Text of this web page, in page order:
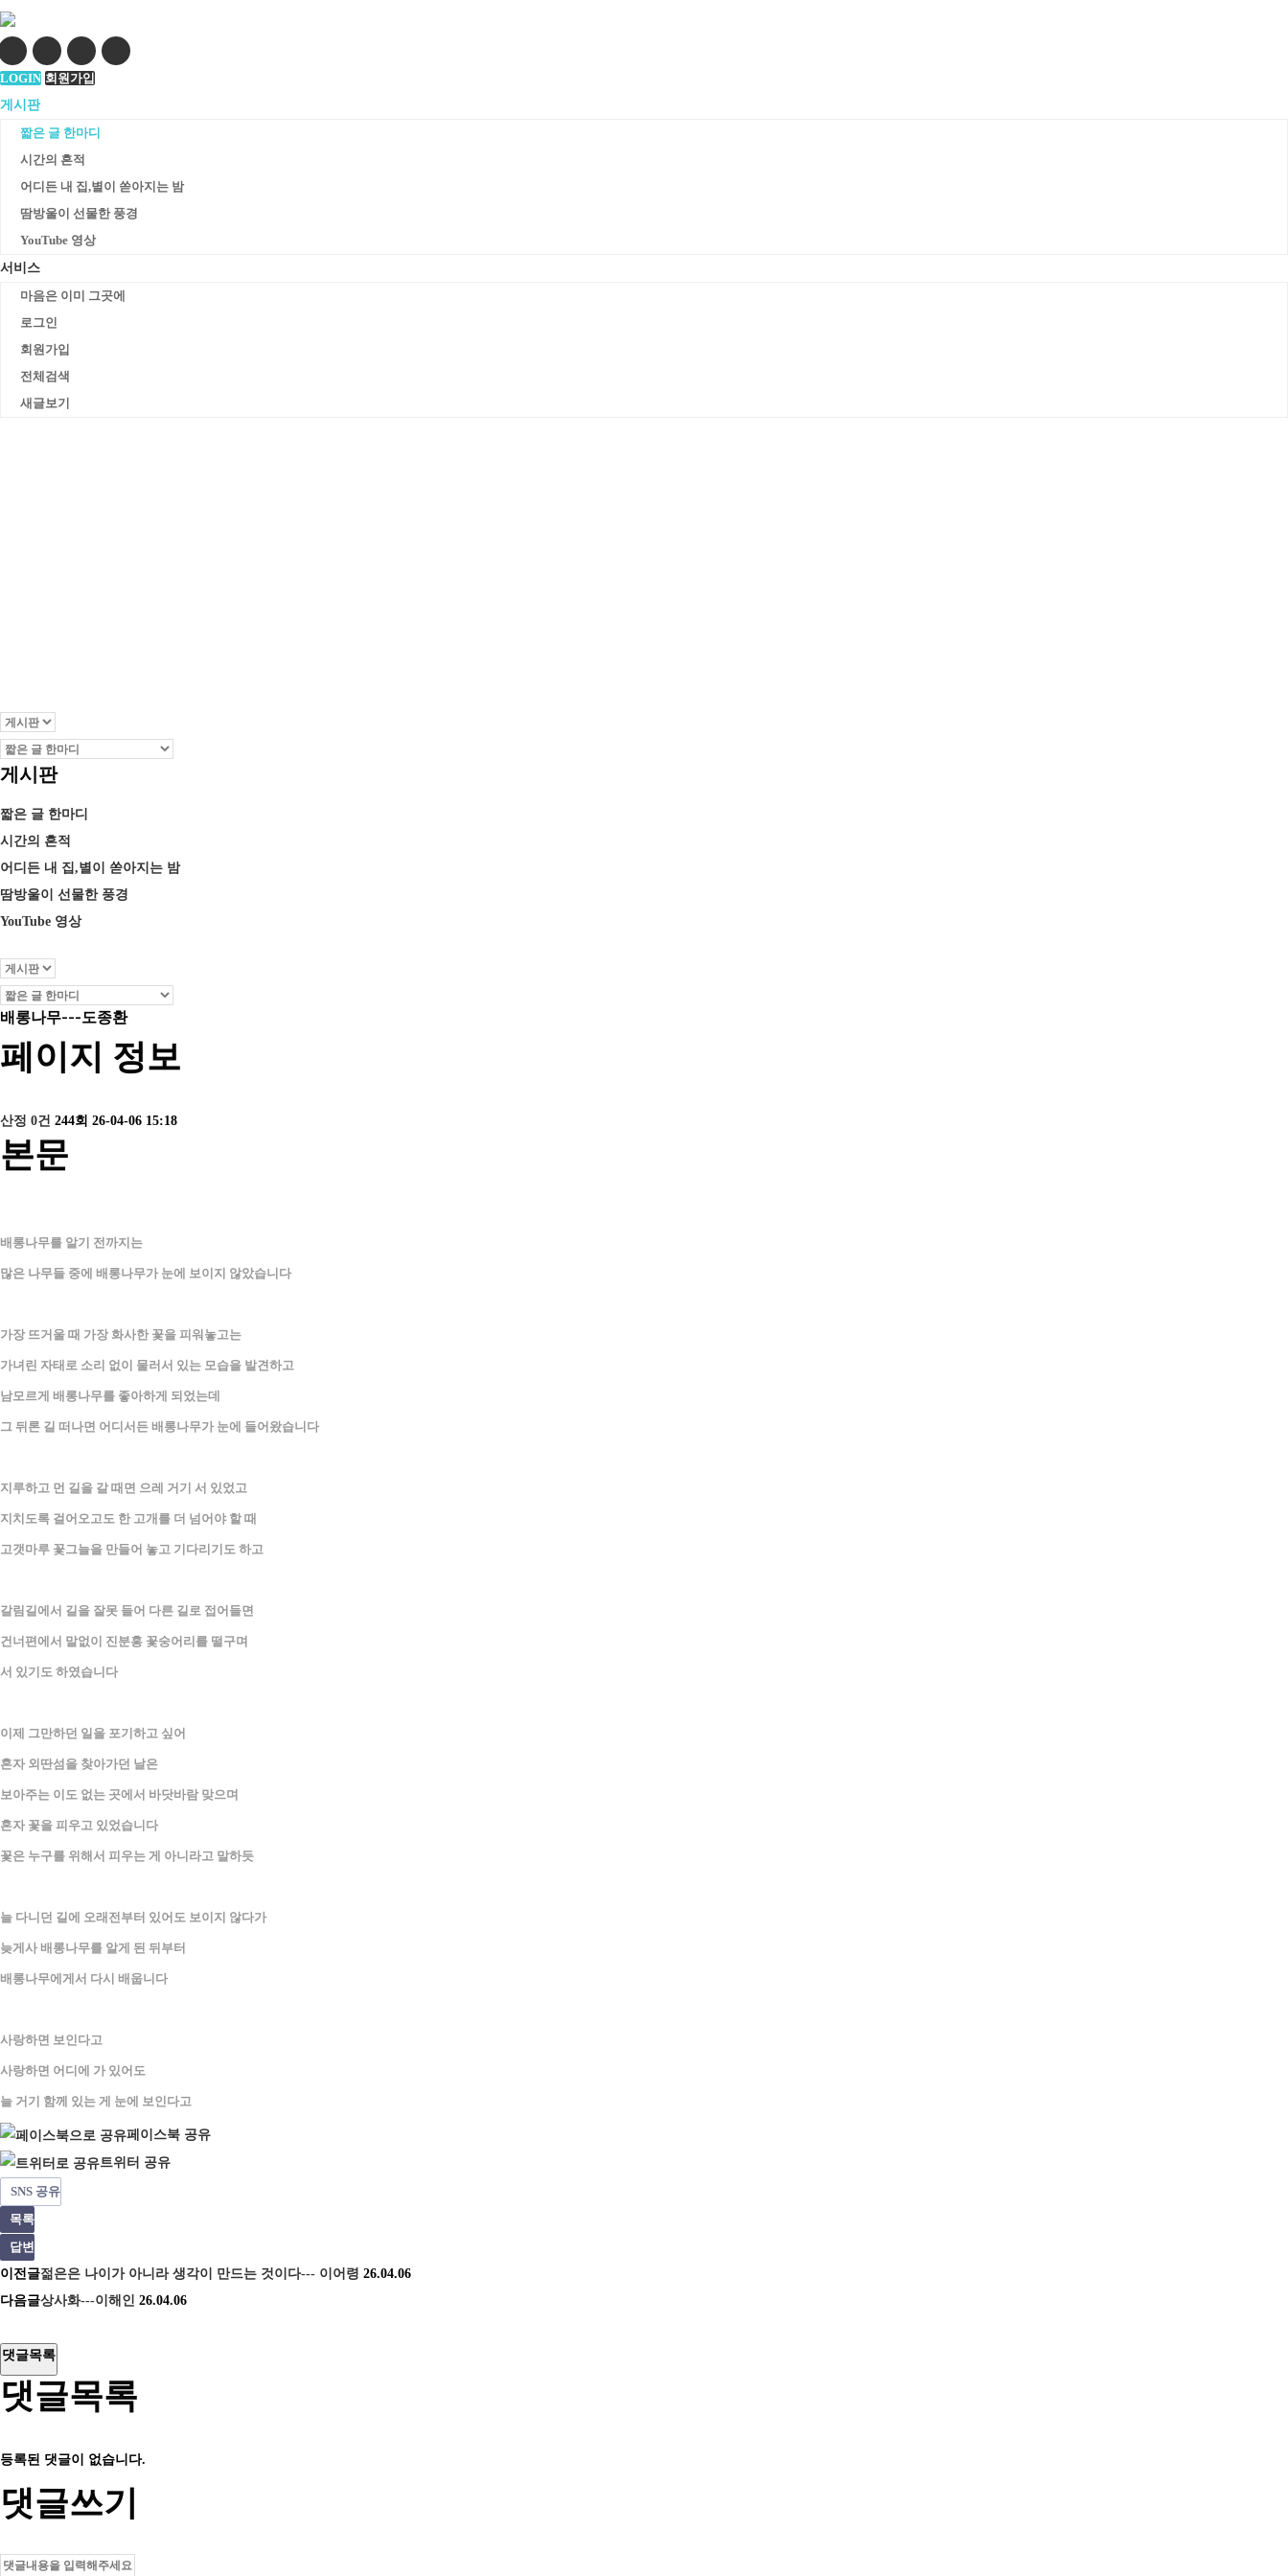
LOGIN 회원가입
게시판
짧은 글 한마디
시간의 흔적
어디든 내 집,별이 쏟아지는 밤
땀방울이 선물한 풍경
YouTube 영상
서비스
마음은 이미 그곳에
로그인
회원가입
전체검색
새글보기
게시판
짧은 글 한마디
시간의 흔적
어디든 내 집,별이 쏟아지는 밤
땀방울이 선물한 풍경
YouTube 영상
배롱나무---도종환
페이지 정보
산정 0건 244회 26-04-06 15:18
본문
배롱나무를 알기 전까지는
많은 나무들 중에 배롱나무가 눈에 보이지 않았습니다
가장 뜨거울 때 가장 화사한 꽃을 피워놓고는
가녀린 자태로 소리 없이 물러서 있는 모습을 발견하고
남모르게 배롱나무를 좋아하게 되었는데
그 뒤론 길 떠나면 어디서든 배롱나무가 눈에 들어왔습니다
지루하고 먼 길을 갈 때면 으레 거기 서 있었고
지치도록 걸어오고도 한 고개를 더 넘어야 할 때
고갯마루 꽃그늘을 만들어 놓고 기다리기도 하고
갈림길에서 길을 잘못 들어 다른 길로 접어들면
건너편에서 말없이 진분홍 꽃숭어리를 떨구며
서 있기도 하였습니다
이제 그만하던 일을 포기하고 싶어
혼자 외딴섬을 찾아가던 날은
보아주는 이도 없는 곳에서 바닷바람 맞으며
혼자 꽃을 피우고 있었습니다
꽃은 누구를 위해서 피우는 게 아니라고 말하듯
늘 다니던 길에 오래전부터 있어도 보이지 않다가
늦게사 배롱나무를 알게 된 뒤부터
배롱나무에게서 다시 배웁니다
사랑하면 보인다고
사랑하면 어디에 가 있어도
늘 거기 함께 있는 게 눈에 보인다고
페이스북 공유
트위터 공유
SNS 공유
목록
답변
이전글젊은은 나이가 아니라 생각이 만드는 것이다--- 이어령 26.04.06
다음글상사화---이해인 26.04.06
댓글목록
댓글목록
등록된 댓글이 없습니다.
댓글쓰기